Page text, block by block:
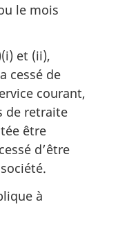
le mois
et (ii),
cessé de
courant,
de retraite
être
d’être
à